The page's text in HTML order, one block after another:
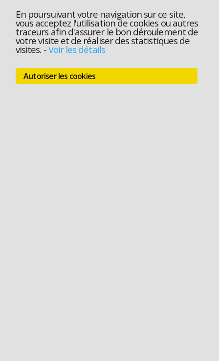
En poursuivant votre navigation sur ce site,
vous acceptez l'utilisation de cookies ou autres
traceurs afin d'assurer le bon déroulement de
votre visite et de réaliser des statistiques de
visites. -Voir les détails
Autoriser les cookies